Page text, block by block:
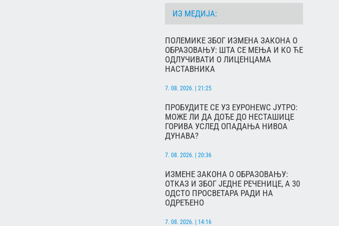
ИЗ МЕДИЈА:
ПОЛЕМИКЕ ЗБОГ ИЗМЕНА ЗАКОНА О
ОБРАЗОВАЊУ: ШТА СЕ МЕЊА И КО ЋЕ
ОДЛУЧИВАТИ О ЛИЦЕНЦАМА
НАСТАВНИКА
7. 08. 2026. | 21:25
ПРОБУДИТЕ СЕ УЗ ЕУРОНЕWС ЈУТРО:
МОЖЕ ЛИ ДА ДОЂЕ ДО НЕСТАШИЦЕ
ГОРИВА УСЛЕД ОПАДАЊА НИВОА
ДУНАВА?
7. 08. 2026. | 20:36
ИЗМЕНЕ ЗАКОНА О ОБРАЗОВАЊУ:
ОТКАЗ И ЗБОГ ЈЕДНЕ РЕЧЕНИЦЕ, А 30
ОДСТО ПРОСВЕТАРА РАДИ НА
ОДРЕЂЕНО
7. 08. 2026. | 14:16